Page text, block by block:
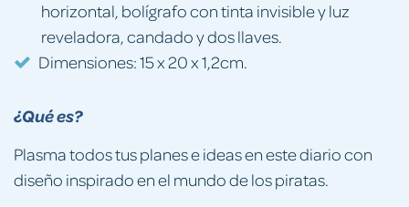
¿Qué es?
Plasma todos tus planes e ideas en este diario con
diseño inspirado en el mundo de los piratas.
horizontal, bolígrafo con tinta invisible y luz
reveladora, candado y dos llaves.
Dimensiones: 15 x 20 x 1,2cm.